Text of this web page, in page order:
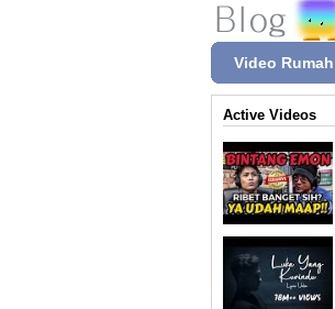
Video Rumah
Active Videos